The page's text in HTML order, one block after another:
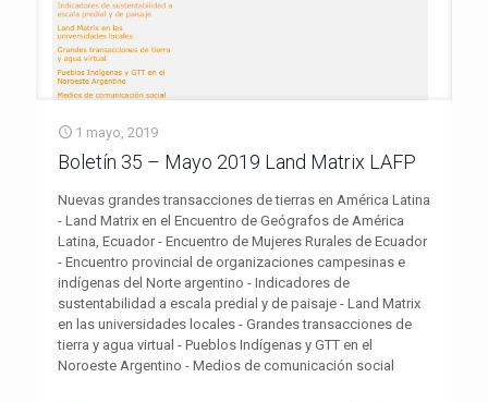
1 mayo, 2019
Boletín 35 – Mayo 2019 Land Matrix LAFP
Nuevas grandes transacciones de tierras en América Latina
- Land Matrix en el Encuentro de Geógrafos de América
Latina, Ecuador - Encuentro de Mujeres Rurales de Ecuador
- Encuentro provincial de organizaciones campesinas e
indígenas del Norte argentino - Indicadores de
sustentabilidad a escala predial y de paisaje - Land Matrix
en las universidades locales - Grandes transacciones de
tierra y agua virtual - Pueblos Indígenas y GTT en el
Noroeste Argentino - Medios de comunicación social